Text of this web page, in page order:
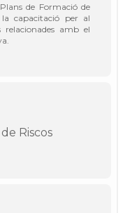
de Formació de
capacitació per al
relacionades amb el
Riscos